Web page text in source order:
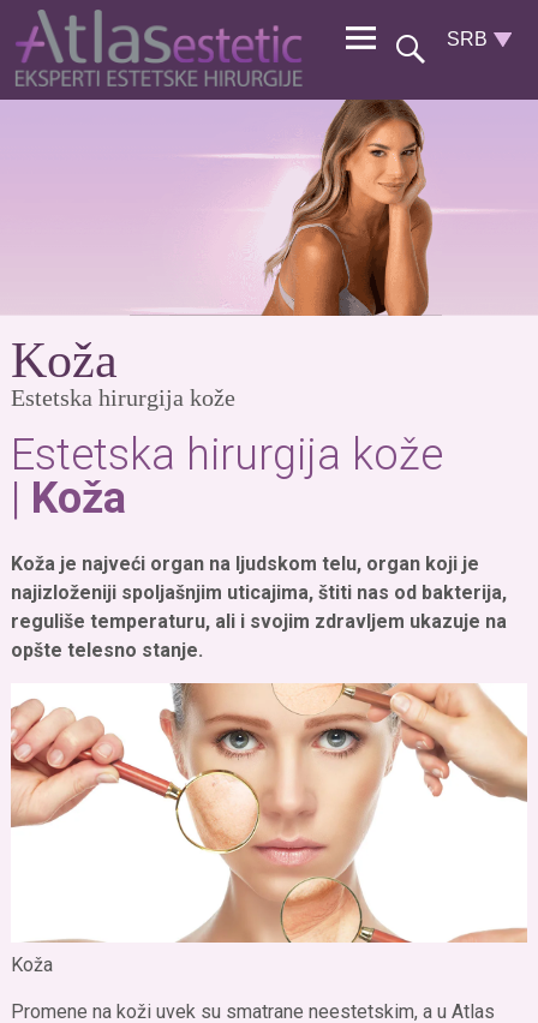
Koža
Estetska hirurgija kože
Estetska hirurgija kože
| Koža
Koža je najveći organ na ljudskom telu, organ koji je
najizloženiji spoljašnjim uticajima, štiti nas od bakterija,
reguliše temperaturu, ali i svojim zdravljem ukazuje na
opšte telesno stanje.
Koža
Promene na koži uvek su smatrane neestetskim, a u Atlas